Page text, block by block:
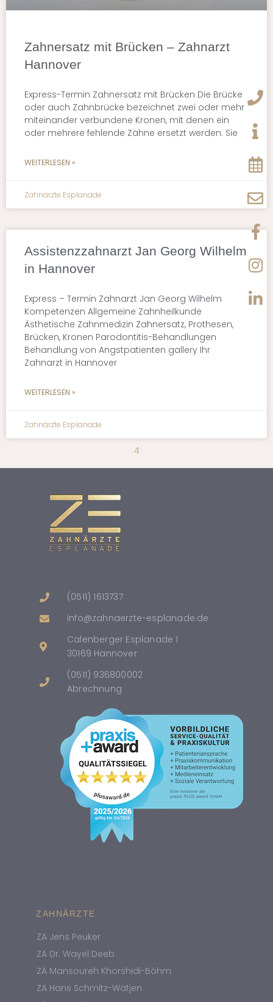
Zahnersatz mit Brücken – Zahnarzt
Hannover
Express-Termin Zahnersatz mit Brücken Die Brücke
oder auch Zahnbrücke bezeichnet zwei oder mehr
miteinander verbundene Kronen, mit denen ein
oder mehrere fehlende Zähne ersetzt werden. Sie
WEITERLESEN »
Zahnärzte Esplanade
Assistenzzahnarzt Jan Georg Wilhelm
in Hannover
Express – Termin Zahnarzt Jan Georg Wilhelm
Kompetenzen Allgemeine Zahnheilkunde
Ästhetische Zahnmedizin Zahnersatz, Prothesen,
Brücken, Kronen Parodontitis-Behandlungen
Behandlung von Angstpatienten gallery Ihr
Zahnarzt in Hannover
WEITERLESEN »
Zahnärzte Esplanade
4
(0511) 1613737
info@zahnaerzte-esplanade.de
Calenberger Esplanade 1
30169 Hannover
(0511) 936800002
Abrechnung
ZAHNÄRZTE
ZA Jens Peuker
ZA Dr. Wayel Deeb
ZÄ Mansoureh Khorshidi-Böhm
ZA Hans Schmitz-Wätjen